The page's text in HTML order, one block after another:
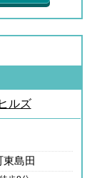
ルズ
島田